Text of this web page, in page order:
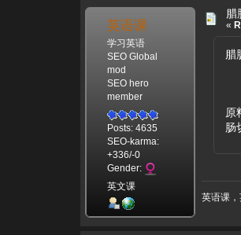
英语课
学习英语
SEO Global
mod
SEO hero
member
Posts: 4635
SEO-karma:
+336/-0
Gender:
英文课
腊
«
腊
原
肠
英语课